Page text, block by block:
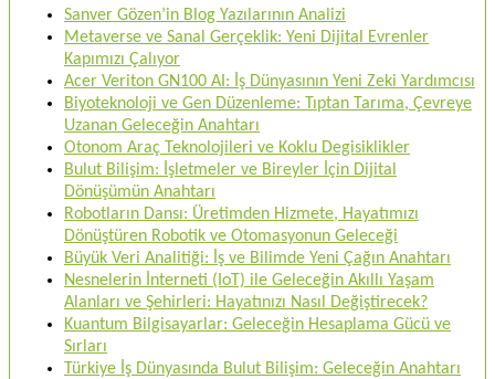
Sanver Gözen’in Blog Yazılarının Analizi
Metaverse ve Sanal Gerçeklik: Yeni Dijital Evrenler
Kapımızı Çalıyor
Acer Veriton GN100 AI: İş Dünyasının Yeni Zeki Yardımcısı
Biyoteknoloji ve Gen Düzenleme: Tıptan Tarıma, Çevreye
Uzanan Geleceğin Anahtarı
Otonom Araç Teknolojileri ve Koklu Degisiklikler
Bulut Bilişim: İşletmeler ve Bireyler İçin Dijital
Dönüşümün Anahtarı
Robotların Dansı: Üretimden Hizmete, Hayatımızı
Dönüştüren Robotik ve Otomasyonun Geleceği
Büyük Veri Analitiği: İş ve Bilimde Yeni Çağın Anahtarı
Nesnelerin İnterneti (IoT) ile Geleceğin Akıllı Yaşam
Alanları ve Şehirleri: Hayatınızı Nasıl Değiştirecek?
Kuantum Bilgisayarlar: Geleceğin Hesaplama Gücü ve
Sırları
Türkiye İş Dünyasında Bulut Bilişim: Geleceğin Anahtarı